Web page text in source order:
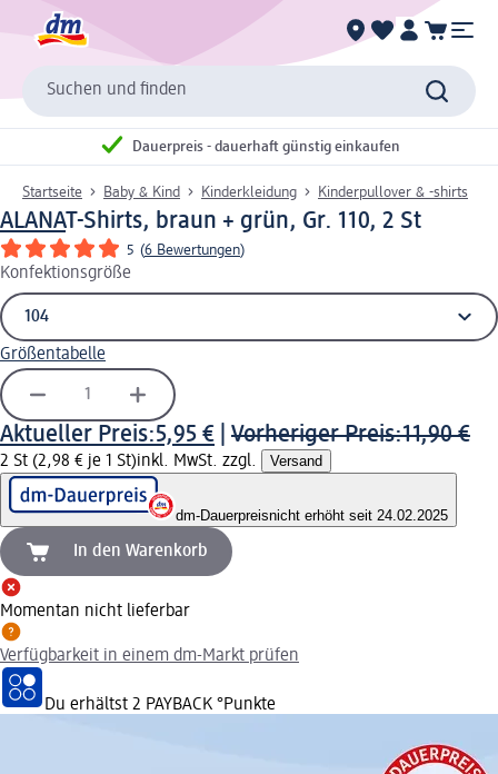
Suchen und finden
Dauerpreis - dauerhaft günstig einkaufen
Startseite Baby & Kind Kinderkleidung Kinderpullover & -shirts
ALANAT-Shirts, braun + grün, Gr. 110, 2 St
5 (6 Bewertungen)
Konfektionsgröße
Größentabelle
Aktueller Preis:5,95 € Vorheriger Preis:11,90 €
2 St (2,98 € je 1 St)inkl. MwSt. zzgl. Versand
dm-Dauerpreisnicht erhöht seit 24.02.2025
In den Warenkorb
Momentan nicht lieferbar
Verfügbarkeit in einem dm-Markt prüfen
Du erhältst 2 PAYBACK °Punkte